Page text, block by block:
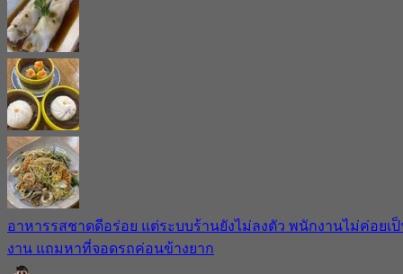
อาหารรสชาดดีอร่อย แต่ระบบร้านยังไม่ลงตัว พนักงานไม่ค่อยเ
งาน แถมหาที่จอดรถค่อนข้างยาก